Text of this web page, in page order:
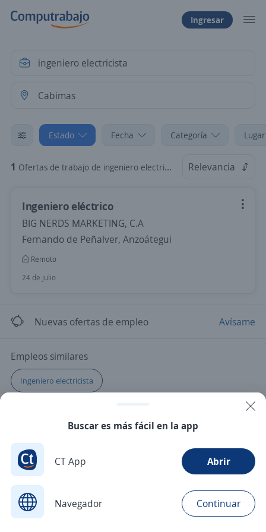
Ingresar
Estado Fecha Categoría
1 Ofertas de trabajo de ingeniero electricista en Cabimas, Zulia Relevancia
Ingeniero eléctrico
BIG NERDS MARKETING, C.A
Fernando de Peñalver, Anzoátegui
Remoto
24 de julio
Nuevas ofertas de empleo Avísame
Empleos similares
Ingeniero electricista
Buscar es más fácil en la app
CT App Abrir
Navegador Continuar